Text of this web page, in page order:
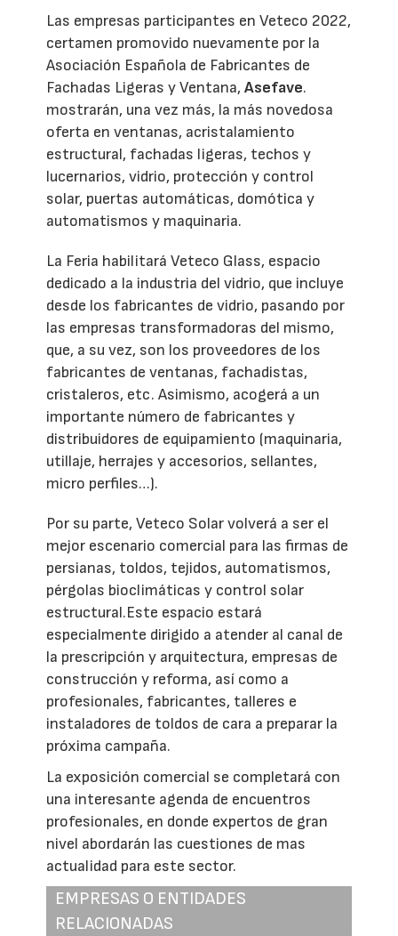
Las empresas participantes en Veteco 2022,
certamen promovido nuevamente por la
Asociación Española de Fabricantes de
Fachadas Ligeras y Ventana,Asefave.
mostrarán, una vez más, la más novedosa
oferta en ventanas, acristalamiento
estructural, fachadas ligeras, techos y
lucernarios, vidrio, protección y control
solar, puertas automáticas, domótica y
automatismos y maquinaria.
La Feria habilitará Veteco Glass, espacio
dedicado a la industria del vidrio, que incluye
desde los fabricantes de vidrio, pasando por
las empresas transformadoras del mismo,
que, a su vez, son los proveedores de los
fabricantes de ventanas, fachadistas,
cristaleros, etc. Asimismo, acogerá a un
importante número de fabricantes y
distribuidores de equipamiento (maquinaria,
utillaje, herrajes y accesorios, sellantes,
micro perfiles…).
Por su parte, Veteco Solar volverá a ser el
mejor escenario comercial para las firmas de
persianas, toldos, tejidos, automatismos,
pérgolas bioclimáticas y control solar
estructural.Este espacio estará
especialmente dirigido a atender al canal de
la prescripción y arquitectura, empresas de
construcción y reforma, así como a
profesionales, fabricantes, talleres e
instaladores de toldos de cara a preparar la
próxima campaña.
La exposición comercial se completará con
una interesante agenda de encuentros
profesionales, en donde expertos de gran
nivel abordarán las cuestiones de mas
actualidad para este sector.
EMPRESAS O ENTIDADES
RELACIONADAS